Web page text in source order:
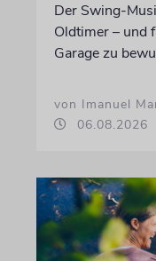
Der Swing-
Oldtimer – und
Garage zu
von Imanuel
06.08.2026